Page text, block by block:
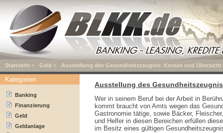
Startseite » Geld » Ausstellung des Gesundheitszeugnis: Kosten und Übersicht
Ausstellung des
Wer in seinem Beruf bei der Arbeit in
kommt braucht von Amts wegen das
Gastronomie tätige, sowie Bäcker,
und Helfer in diesen Bereichen erfüllen
im Besitz eines gültigen
Kategorien
Banking
Finanzierung
Geld
Geldanlage